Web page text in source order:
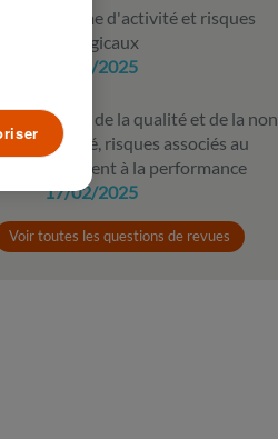
Volume d'activité et risques
chirurgicaux
17/02/2025
Coûts de la qualité et de la non
qualité, risques associés au
paiement à la performance
17/02/2025
Voir toutes les questions de revues